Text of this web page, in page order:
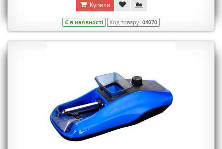
Купити
Є в наявності Код товару: 04070